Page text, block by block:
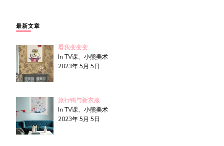
吗?
最新文章
看我变变变
In TV课、小熊美术
2023年 5月 5日
旅行鸭与新衣服
In TV课、小熊美术
2023年 5月 5日